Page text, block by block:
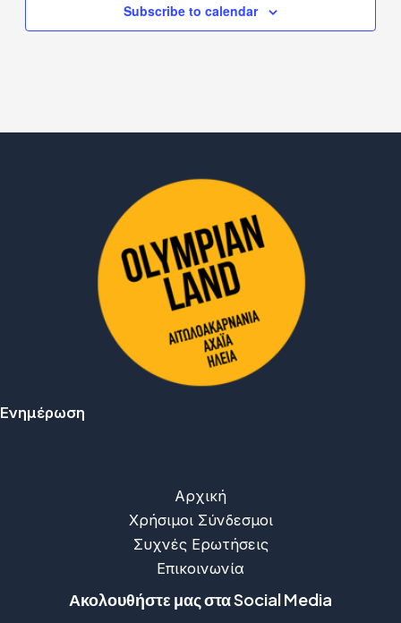
Subscribe to calendar
Ενημέρωση
Αρχική
Χρήσιμοι Σύνδεσμοι
Συχνές Ερωτήσεις
Επικοινωνία
Ακολουθήστε μας στα Social Media